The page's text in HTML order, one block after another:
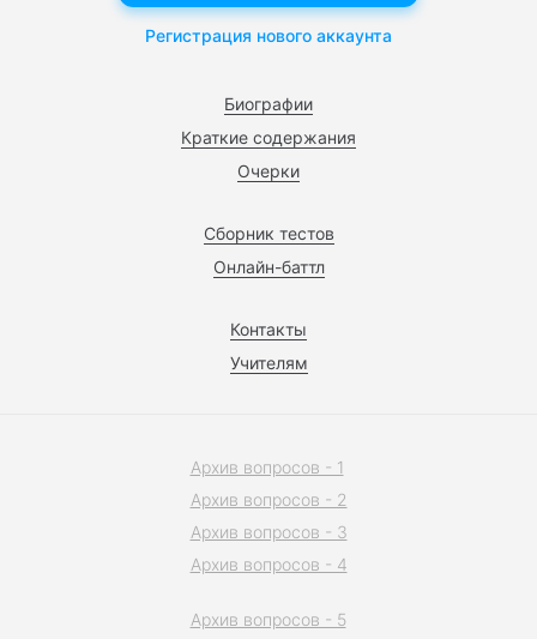
Биографии
Краткие содержания
Очерки
Сборник тестов
Онлайн-баттл
Контакты
Учителям
Регистрация нового аккаунта
Архив вопросов - 1
Архив вопросов - 2
Архив вопросов - 3
Архив вопросов - 4
Архив вопросов - 5